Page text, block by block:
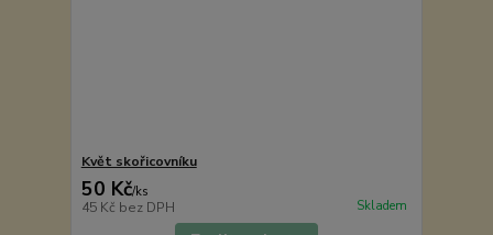
Květ skořicovníku
50 Kč/ks
45 Kč bez DPH Skladem